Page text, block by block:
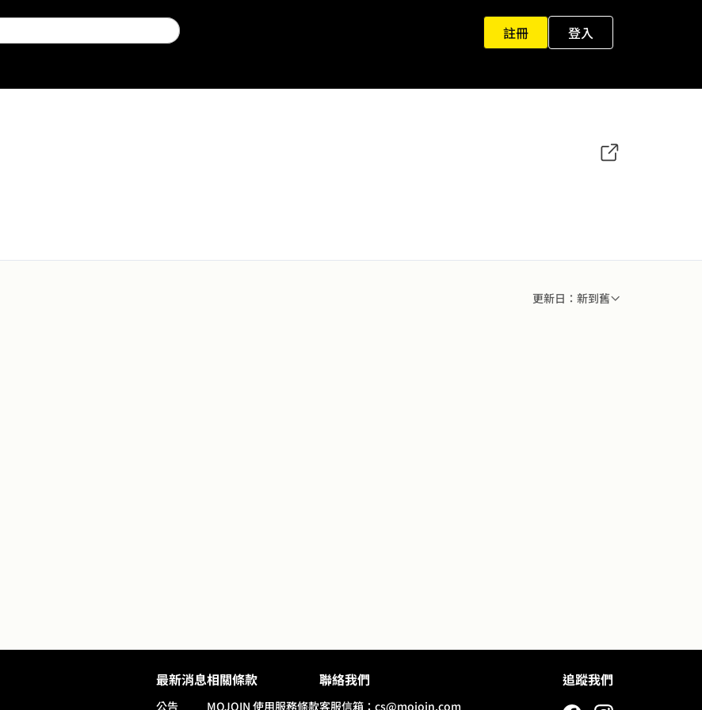
註冊
登入
更新日：新到舊
最新消息
公告
相關條款
MOJOIN 使用服務條款
聯絡我們
客服信箱： cs@mojoin.com
追蹤我們